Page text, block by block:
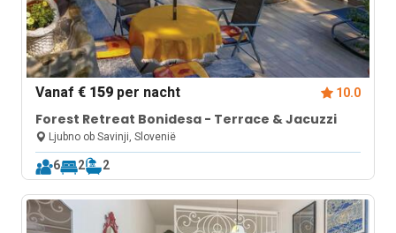
Vanaf€ 159 per nacht 10.0
Forest Retreat Bonidesa - Terrace & Jacuzzi
Ljubno ob Savinji, Slovenië
6 2 2